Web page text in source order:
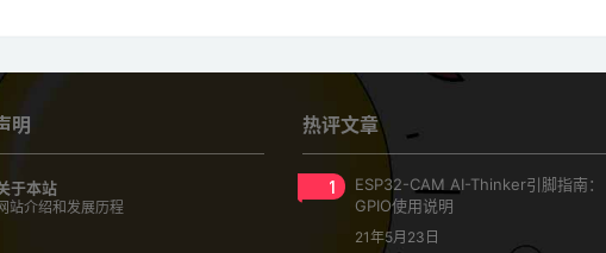
明
于本站
站介绍和发展历程
热评文章
1
ESP32-CAM AI-Thinker引脚指南：
GPIO使用说明
21年5月23日